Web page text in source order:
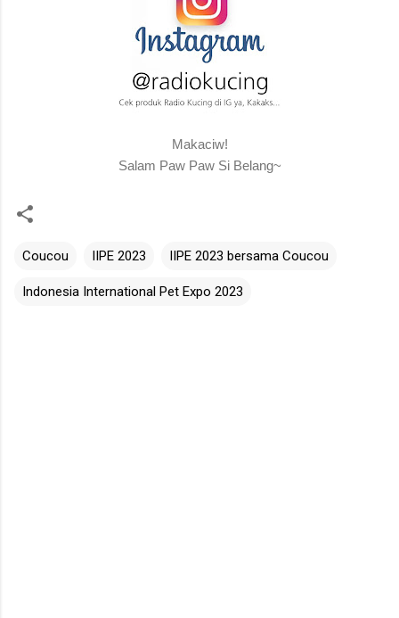
Makaciw!
Salam Paw Paw Si Belang~
Coucou IIPE 2023 IIPE 2023 bersama Coucou
Indonesia International Pet Expo 2023